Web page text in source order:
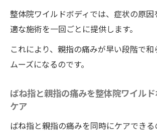
整体院ワイルドボディでは、症状の原因
適な施術を一回ごとに提供します。
これにより、親指の痛みが早い段階で
ムーズになるのです。
ばね指と親指の痛みを整体院ワイル
ケア
ばね指と親指の痛みを同時にケアでき